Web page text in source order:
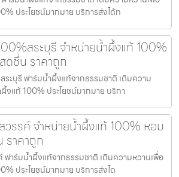
ประโยชน์มากมาย บริการส่งได้ท
สระบุรี จำหน่ายน้ำผึ้งแท้ 100%
ดชื่น ราคาถูก
ะบุรี ฟาร์มน้ำผึ้งแท้จากธรรมชาติ เติมความ
งแท้ 100% ประโยชน์มากมาย บริกา
รรค์ จำหน่ายน้ำผึ้งแท้ 100% หอม
ราคาถูก
าร์มน้ำผึ้งแท้จากธรรมชาติ เติมความหวานเพื่อ
ประโยชน์มากมาย บริการส่งได